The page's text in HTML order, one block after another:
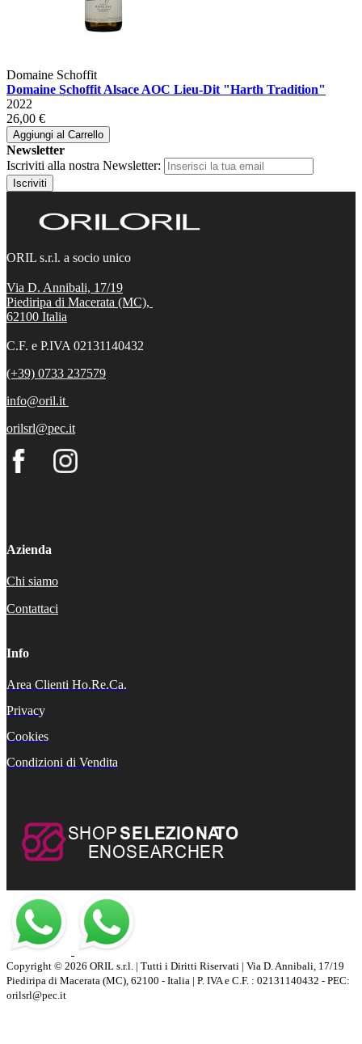
Domaine Schoffit
Domaine Schoffit Alsace AOC Lieu-Dit "Harth Tradition"
2022
26,00 €
Aggiungi al Carrello
Newsletter
Iscriviti alla nostra Newsletter:
Iscriviti
ORIL s.r.l. a socio unico
Via D. Annibali, 17/19
Piediripa di Macerata (MC),
62100 Italia
C.F. e P.IVA 02131140432
(+39) 0733 237579
info@oril.it
orilsrl@pec.it
Azienda
Chi siamo
Contattaci
Info
Area Clienti Ho.Re.Ca.
Privacy
Cookies
Condizioni di Vendita
Copyright © 2026 ORIL s.r.l. | Tutti i Diritti Riservati | Via D. Annibali, 17/19
Piediripa di Macerata (MC), 62100 - Italia | P. IVA e C.F. : 02131140432 - PEC:
orilsrl@pec.it